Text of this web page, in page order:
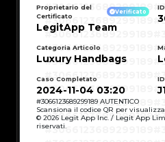
#3066123689299189
#3066123689299189
#3066123689299189
#3066123689299189
#3066123689299189
#3066123689299189
#3066123689299189
#3066123689299189
#3066123689299189
#3066123689299189
#3066123689299189
#3066123689299189
#3066123689299189
#3066123689299189
#3066123689299189
#3066123689299189
#3066123689299189
#3066123689299189
Proprietario del
Certificato
Verificato
LegitApp Team
Categoria Articolo
Luxury Handbags
Caso Completato
2024-11-04 03:20
#3066123689299189 AUTENTICO
Scansiona il codice QR per
© 2026 Legit App Inc. / Legit App
riservati.